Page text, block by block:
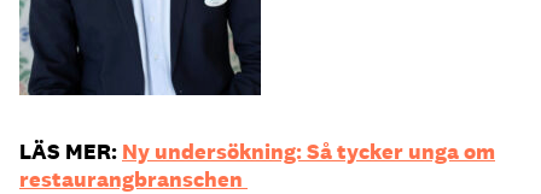
LÄS MER: Ny undersökning: Så tycker unga om
restaurangbranschen